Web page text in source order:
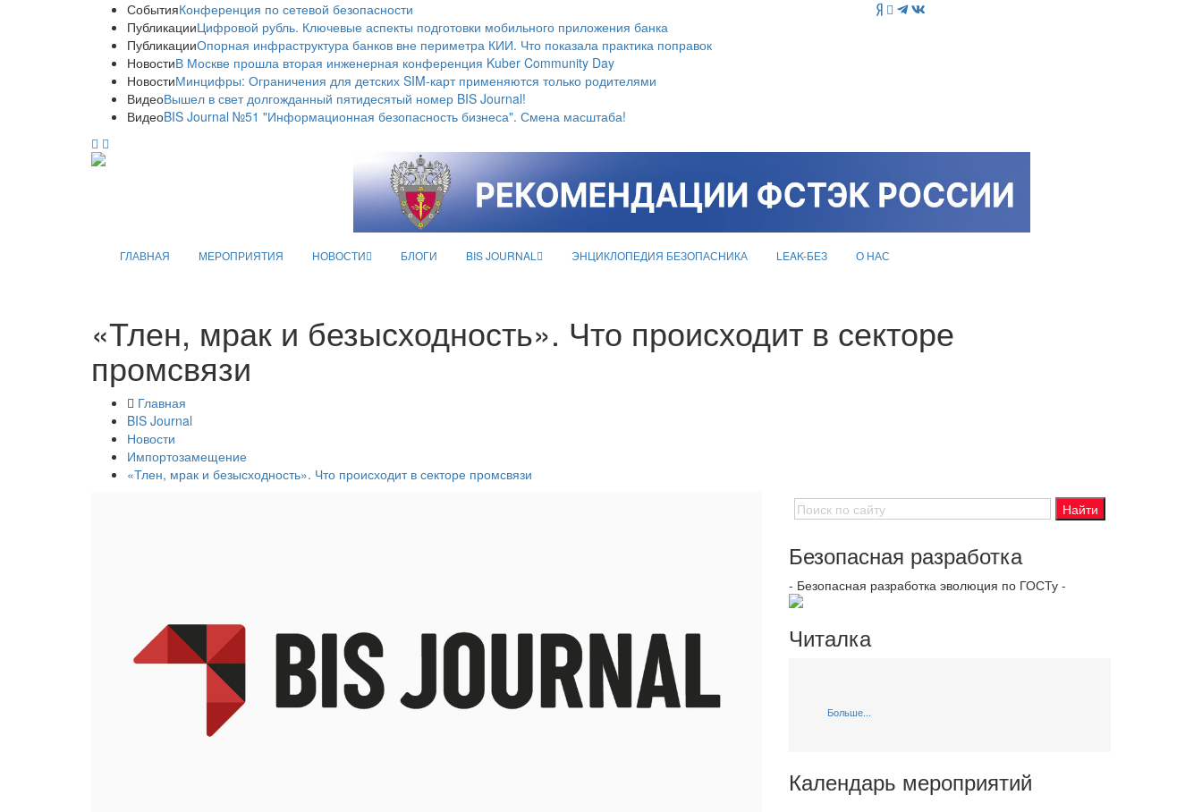
СобытияКонференция по сетевой безопасности
ПубликацииЦифровой рубль. Ключевые аспекты подготовки мобильного приложения банка
ПубликацииОпорная инфраструктура банков вне периметра КИИ. Что показала практика поправок
НовостиВ Москве прошла вторая инженерная конференция Kuber Community Day
НовостиМинцифры: Ограничения для детских SIM-карт применяются только родителями
ВидеоВышел в свет долгожданный пятидесятый номер BIS Journal!
ВидеоBIS Journal №51 "Информационная безопасность бизнеса". Смена масштаба!
ГЛАВНАЯ МЕРОПРИЯТИЯ НОВОСТИ БЛОГИ BIS JOURNAL ЭНЦИКЛОПЕДИЯ БЕЗОПАСНИКА LEAK-БЕЗ О НАС
«Тлен, мрак и безысходность». Что происходит в секторе
промсвязи
Главная
BIS Journal
Новости
Импортозамещение
«Тлен, мрак и безысходность». Что происходит в секторе промсвязи
Безопасная разработка
- Безопасная разработка эволюция по ГОСТу -
Читалка
Больше...
Календарь мероприятий